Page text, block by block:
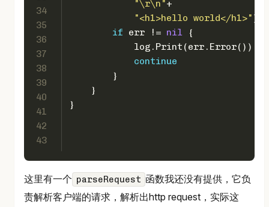
34
35
36
37
38
39
40
41
42
43
"\r\n"+
"<h1>hello world</h1>" )
if err != nil {
            log.Print(err.Error())
continue
        }
    }
}
这里有一个 parseRequest 函数我还没有提供，它负
责解析客户端的请求，解析出http request，实际这